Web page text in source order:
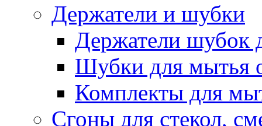
Держатели и шубки
Держатели шубок
Шубки для мытья
Комплекты для
Сгоны для стекол,